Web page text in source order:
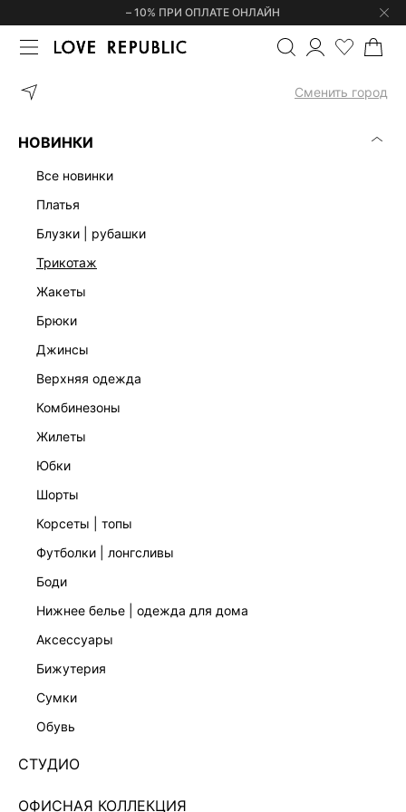
– 10% ПРИ ОПЛАТЕ ОНЛАЙН
Сменить город
НОВИНКИ
все новинки
платья
блузки | рубашки
трикотаж
жакеты
брюки
джинсы
верхняя одежда
комбинезоны
жилеты
юбки
шорты
корсеты | топы
футболки | лонгсливы
боди
нижнее белье | одежда для дома
аксессуары
бижутерия
сумки
обувь
СТУДИО
ОФИСНАЯ КОЛЛЕКЦИЯ
ГЛАВНАЯ АТЛАСНОЕ ПЛАТЬЕ МИНИ С
ЭКСКЛЮЗИВНО ОНЛАЙН
АТЛАСНОЕ ПЛАТЬЕ МИНИ С ОБЪЕМНЫМИ
РУКАВАМИ 5254634547-26
Нет в наличии